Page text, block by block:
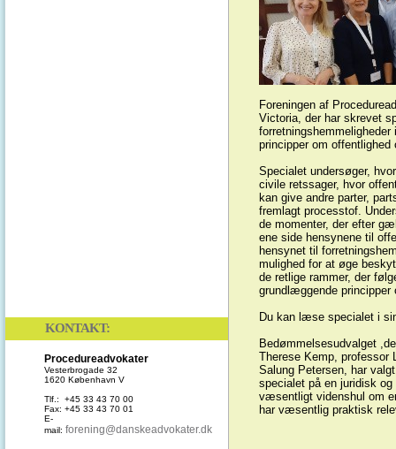
KONTAKT:
Procedureadvokater
Vesterbrogade 32
1620 København V
Tlf.: +45 33 43 70 00
Fax: +45 33 43 70 01
E-
mail: forening@danskeadvokater.dk
Foreningen af
Victoria, der har skrevet
principper om offentlighed
Specialet undersøger,
civile retssager, hvor
kan give andre parter,
fremlagt processtof.
de momenter, der efter
ene side hensynene til
hensynet til
mulighed for at øge
de retlige rammer, der
grundlæggende principper
Du kan læse specialet i
Bedømmelsesudvalget
Therese Kemp, professor
Salung Petersen, har
specialet på en juridisk
væsentligt videnshul om
har væsentlig praktisk